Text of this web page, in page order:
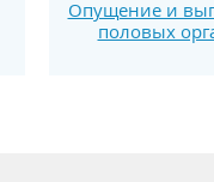
Опущение и
половых